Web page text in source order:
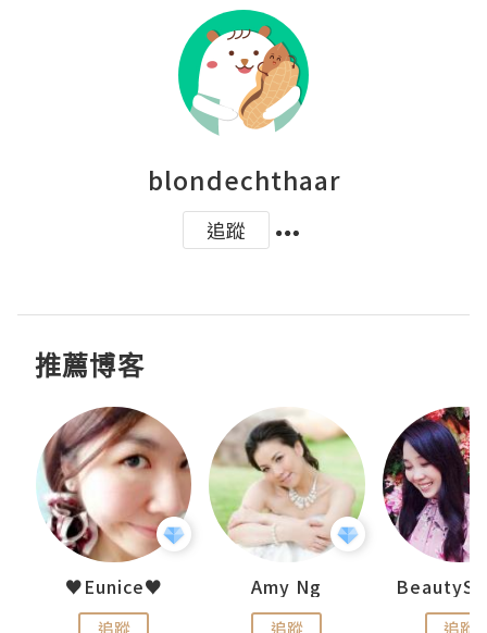
blondechthaar
追蹤
推薦博客
♥Eunice♥
追蹤
Amy Ng
追蹤 追蹤